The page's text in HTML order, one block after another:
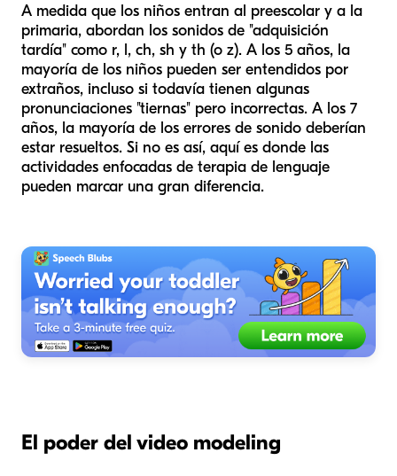
A medida que los niños entran al preescolar y a la
primaria, abordan los sonidos de "adquisición
tardía" como r, l, ch, sh y th (o z). A los 5 años, la
mayoría de los niños pueden ser entendidos por
extraños, incluso si todavía tienen algunas
pronunciaciones "tiernas" pero incorrectas. A los 7
años, la mayoría de los errores de sonido deberían
estar resueltos. Si no es así, aquí es donde las
actividades enfocadas de terapia de lenguaje
pueden marcar una gran diferencia.
El poder del video modeling